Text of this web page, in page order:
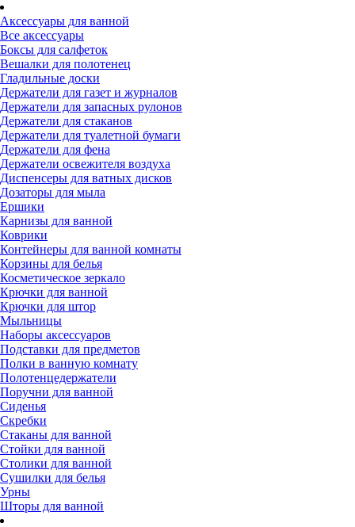
Аксессуары для ванной
Все аксессуары
Боксы для салфеток
Вешалки для полотенец
Гладильные доски
Держатели для газет и журналов
Держатели для запасных рулонов
Держатели для стаканов
Держатели для туалетной бумаги
Держатели для фена
Держатели освежителя воздуха
Диспенсеры для ватных дисков
Дозаторы для мыла
Ершики
Карнизы для ванной
Коврики
Контейнеры для ванной комнаты
Корзины для белья
Косметическое зеркало
Крючки для ванной
Крючки для штор
Мыльницы
Наборы аксессуаров
Подставки для предметов
Полки в ванную комнату
Полотенцедержатели
Поручни для ванной
Сиденья
Скребки
Стаканы для ванной
Стойки для ванной
Столики для ванной
Сушилки для белья
Урны
Шторы для ванной